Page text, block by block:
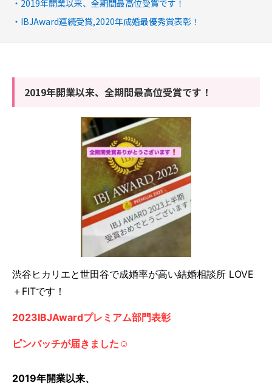
2019年開業以来、全期間最高位受賞です！
IBJAward連続受賞,2020年成婚最優秀賞表彰！
2019年開業以来、全期間最高位受賞です！
渋谷ヒカリエと世田谷で成婚率が高い結婚相談所 LOVE
＋FITです！
2023IBJAwardプレミアム部門表彰
ピンバッチが届きました☺️
2019年開業以来、